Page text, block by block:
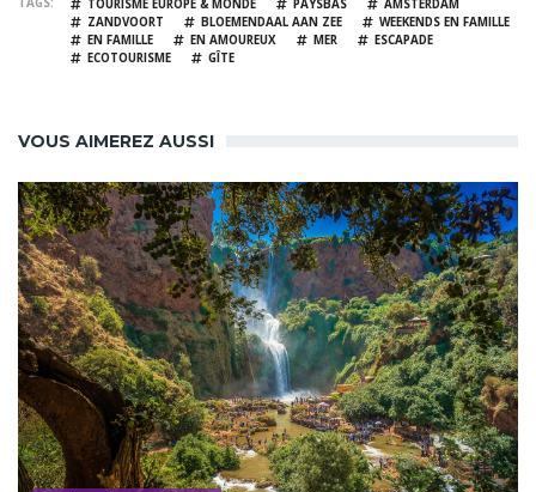
TOURISME EUROPE & MONDE PAYSBAS
AMSTERDAM
ZANDVOORT
BLOEMENDAAL AAN ZEE
WEEKENDS EN FAMILLE
EN FAMILLE
EN AMOUREUX MER
ESCAPADE
ECOTOURISME
GÎTE
VOUS AIMEREZ AUSSI